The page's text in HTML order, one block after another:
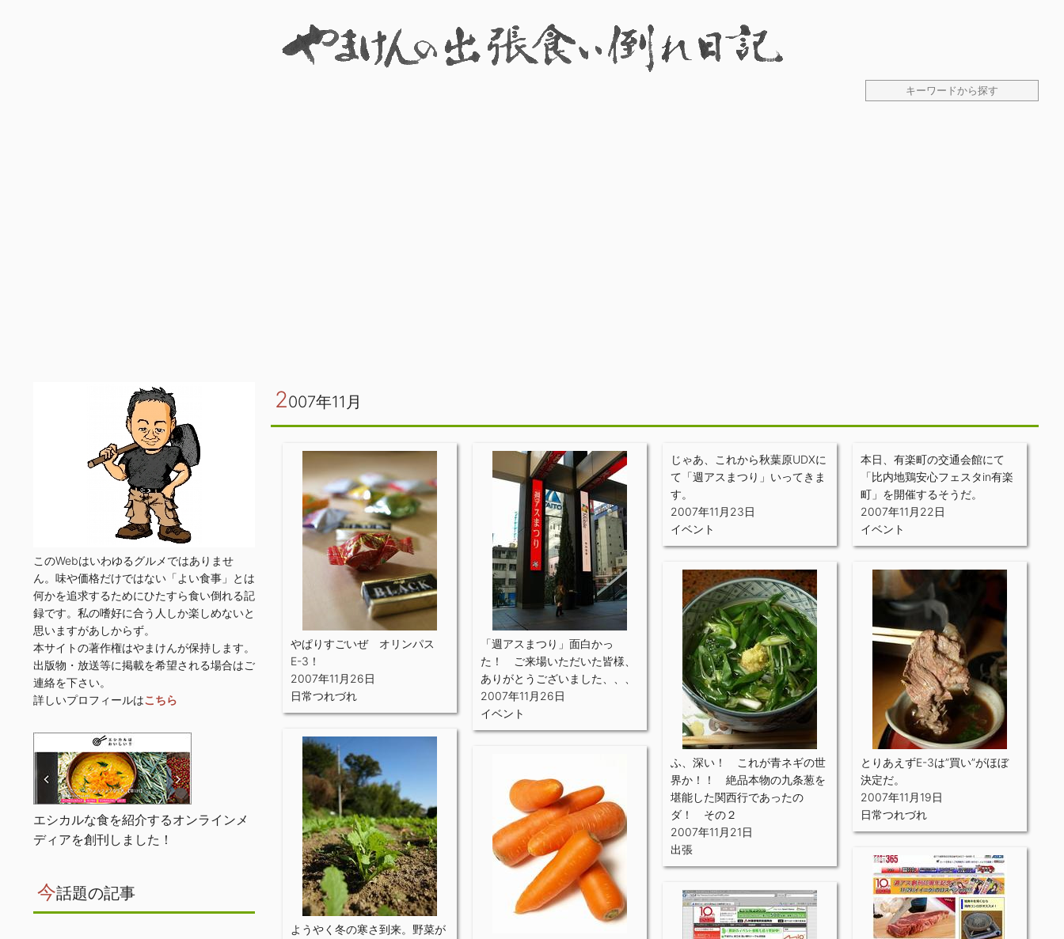
2007年11月
やぱりすごいぜ オリンパス
E-3！
2007年11月26日
日常つれづれ
「週アスまつり」面白かっ
た！ ご来場いただいた皆様、
ありがとうございました、、、
2007年11月26日
イベント
じゃあ、これから秋葉原UDXに
て「週アスまつり」いってきま
す。
2007年11月23日
イベント
本日、有楽町の交通会館にて
「比内地鶏安心フェスタin有楽
町」を開催するそうだ。
2007年11月22日
イベント
ふ、深い！ これが青ネギの世
界か！！ 絶品本物の九条葱を
堪能した関西行であったの
ダ！ その２
2007年11月21日
出張
とりあえずE-3は”買い”がほぼ
決定だ。
2007年11月19日
日常つれづれ
ようやく冬の寒さ到来。野菜が
このWebはいわゆるグルメではありませ
ん。味や価格だけではない「よい食事」とは
何かを追求するためにひたすら食い倒れる記
録です。私の嗜好に合う人しか楽しめないと
思いますがあしからず。
本サイトの著作権はやまけんが保持します。
出版物・放送等に掲載を希望される場合はご
連絡を下さい。
詳しいプロフィールはこちら
エシカルな食を紹介するオンラインメ
ディアを創刊しました！
今話題の記事